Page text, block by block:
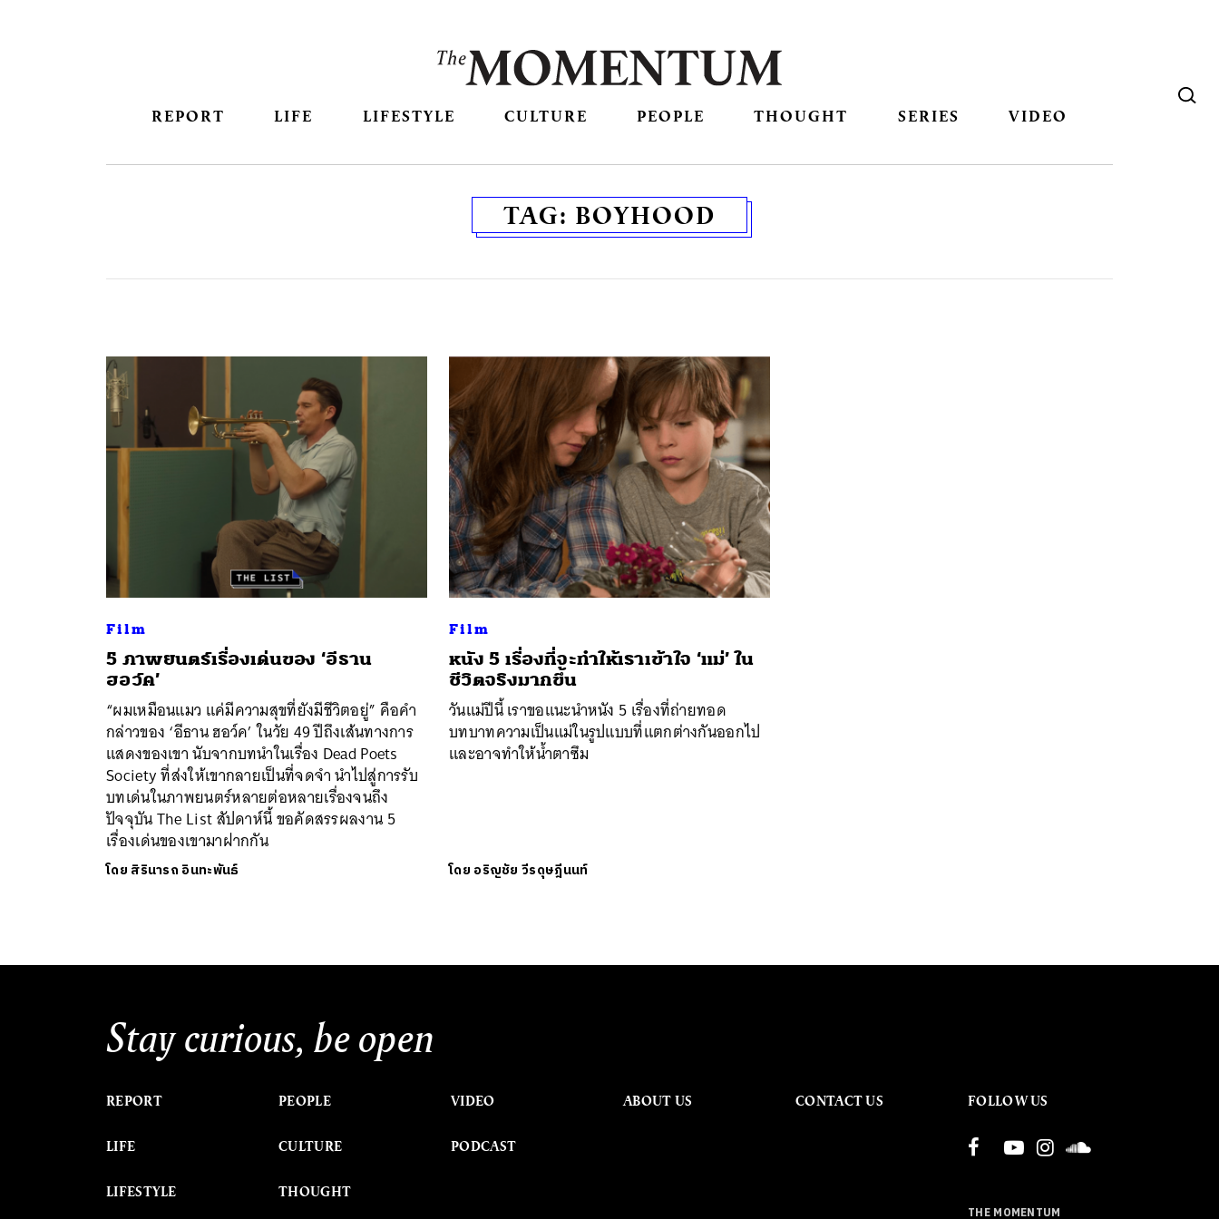
REPORT LIFE LIFESTYLE CULTURE PEOPLE THOUGHT SERIES VIDEO
TAG: BOYHOOD
Film
5 ภาพยนตร์เรื่องเด่นของ ‘อีธาน
ฮอว์ค’
“ผมเหมือนแมว แค่มีความสุขที่ยังมีชีวิตอยู่” คือคำ
กล่าวของ ‘อีธาน ฮอว์ค’ ในวัย 49 ปีถึงเส้นทางการ
แสดงของเขา นับจากบทนำในเรื่อง Dead Poets
Society ที่ส่งให้เขากลายเป็นที่จดจำ นำไปสู่การรับ
บทเด่นในภาพยนตร์หลายต่อหลายเรื่องจนถึง
ปัจจุบัน The List สัปดาห์นี้ ขอคัดสรรผลงาน 5
เรื่องเด่นของเขามาฝากกัน
โดย สิรินารถ อินทะพันธ์
Film
หนัง 5 เรื่องที่จะทำให้เราเข้าใจ ‘แม่’ ใน
ชีวิตจริงมากขึ้น
วันแม่ปีนี้ เราขอแนะนำหนัง 5 เรื่องที่ถ่ายทอด
บทบาทความเป็นแม่ในรูปแบบที่แตกต่างกันออกไป
และอาจทำให้น้ำตาซึม
โดย อริญชัย วีรดุษฎีนนท์
Stay curious, be open
REPORT
LIFE
LIFESTYLE
PEOPLE
CULTURE
THOUGHT
VIDEO
PODCAST
ABOUT US CONTACT US FOLLOW US
THE MOMENTUM
SHARE TWEET LINE EMAIL